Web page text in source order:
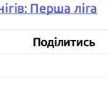
Перша ліга
Поділитись